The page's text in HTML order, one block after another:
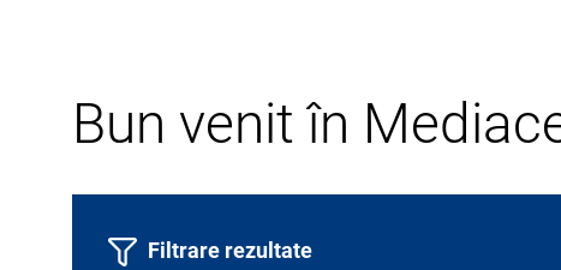
Bun venit în
Filtrare rezultate